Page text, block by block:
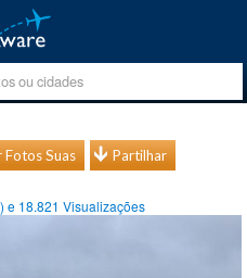
Fotos Suas Partilhar
e 18.821 Visualizações